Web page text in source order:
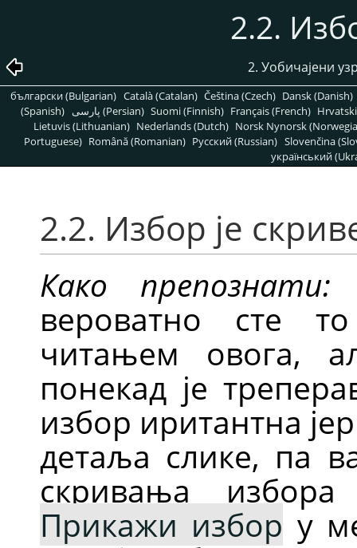
2.2.
2. Уобичајени
български (Bulgarian) Català (Catalan) Čeština (Czech) Dansk (Danish)
(Spanish)
پارسی (Persian) Suomi (Finnish) Français (French)
Lietuvis (Lithuanian) Nederlands (Dutch) Norsk Nynorsk
Portuguese) Română (Romanian) Pусский (Russian) Slovenčina
український
2.2. Избор је
Како препознати:
вероватно сте
читањем овога,
понекад је
избор иритантна
детаља слике, па
скривања
Прикажи избор у